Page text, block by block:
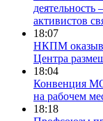
активистов
18:07
НКПМ
Центра
18:04
Конвенция
на рабочем
18:18